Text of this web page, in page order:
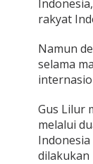
rakyat
Namun
selama
Gus Lilur
melalui
dilakukan